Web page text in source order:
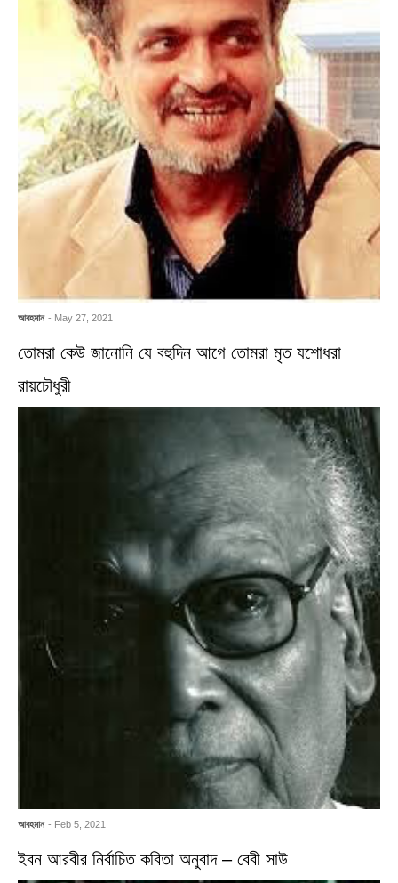
আবহমান - May 27, 2021
তোমরা কেউ জানোনি যে বহুদিন আগে তোমরা মৃত যশোধরা
রায়চৌধুরী
আবহমান - Feb 5, 2021
ইবন আরবীর নির্বাচিত কবিতা অনুবাদ – বেবী সাউ